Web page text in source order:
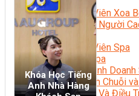
Kỹ Thuật Viên Xoa
Chăm Sóc Người
Sắc Đẹp
Kỹ Thuật Viên Spa
Quản Lý Spa
Khởi Sự Kinh Doanh
Kinh Doanh Chuỗi
Chăm Sóc Và Điều
Khóa Học Tiếng
Anh Nhà Hàng